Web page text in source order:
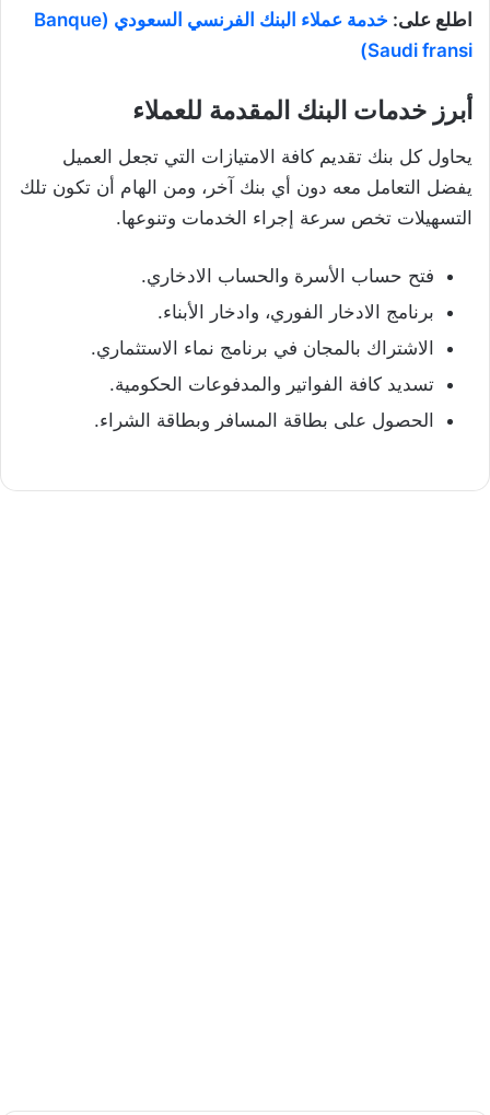
اطلع على:
خدمة عملاء البنك الفرنسي السعودي (Banque
Saudi fransi)
أبرز خدمات البنك المقدمة للعملاء
يحاول كل بنك تقديم كافة الامتيازات التي تجعل العميل
يفضل التعامل معه دون أي بنك آخر، ومن الهام أن تكون تلك
التسهيلات تخص سرعة إجراء الخدمات وتنوعها.
فتح حساب الأسرة والحساب الادخاري.
برنامج الادخار الفوري، وادخار الأبناء.
الاشتراك بالمجان في برنامج نماء الاستثماري.
تسديد كافة الفواتير والمدفوعات الحكومية.
الحصول على بطاقة المسافر وبطاقة الشراء.